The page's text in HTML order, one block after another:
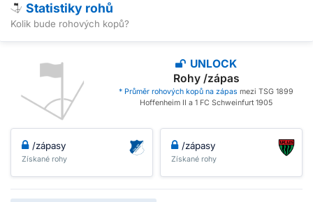
Statistiky rohů
Kolik bude rohových kopů?
UNLOCK
Rohy /zápas
* Průměr rohových kopů na zápas mezi TSG 1899
Hoffenheim II a 1 FC Schweinfurt 1905
/zápasy
Získané rohy
/zápasy
Získané rohy